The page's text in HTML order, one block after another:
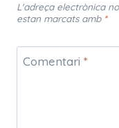
L'adreça electrònica
estan marcats amb *
Comentari *